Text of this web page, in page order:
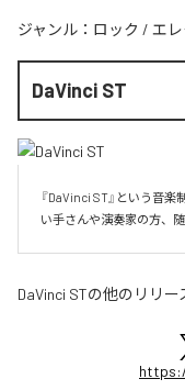
ジャンル： ロック / エ
DaVinci ST
『DaVinci ST』という音
い手さんや演奏家の方、
DaVinci STの他のリリー